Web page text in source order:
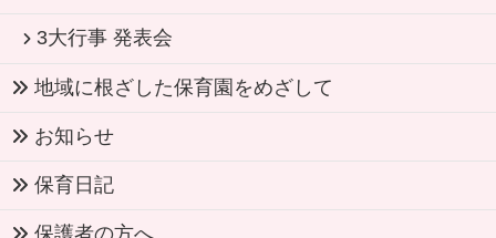
3大行事 発表会
地域に根ざした保育園をめざして
お知らせ
保育日記
保護者の方へ